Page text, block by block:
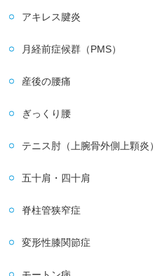
アキレス腱炎
月経前症候群（PMS）
産後の腰痛
ぎっくり腰
テニス肘（上腕骨外側上顆炎）
五十肩・四十肩
脊柱管狭窄症
変形性膝関節症